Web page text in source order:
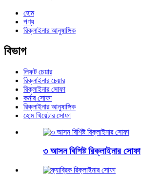
হোম
পণ্য
রিক্লাইনার আনুষাঙ্গিক
বিভাগ
লিফট চেয়ার
রিক্লাইনার চেয়ার
রিক্লাইনার সোফা
কর্নার সোফা
রিক্লাইনার আনুষাঙ্গিক
হোম থিয়েটার সোফা
৩ আসন বিশিষ্ট রিক্লাইনার সোফা